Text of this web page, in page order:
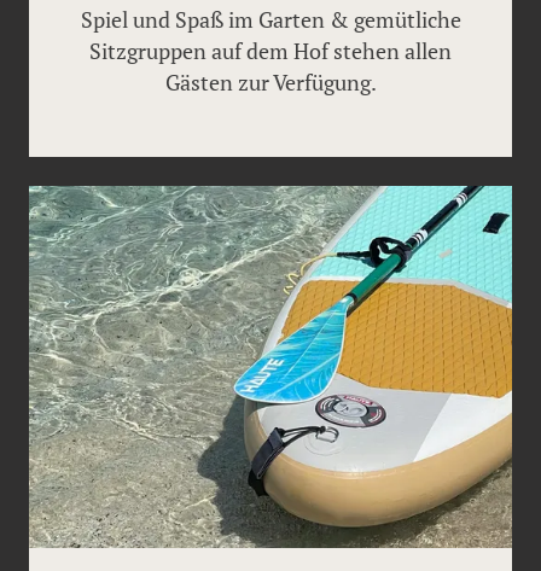
Spiel und Spaß im Garten & gemütliche
Sitzgruppen auf dem Hof stehen allen
Gästen zur Verfügung.